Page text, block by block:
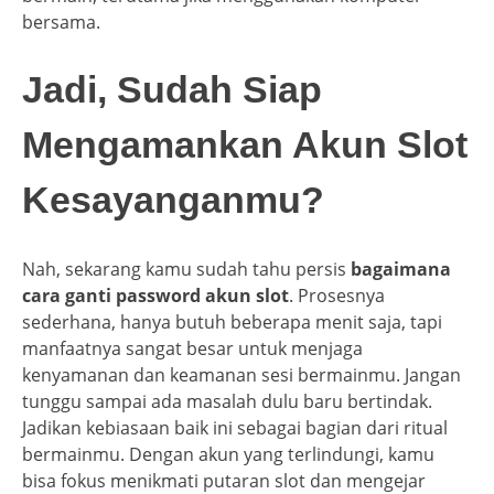
bersama.
Jadi, Sudah Siap
Mengamankan Akun Slot
Kesayanganmu?
Nah, sekarang kamu sudah tahu persis bagaimana
cara ganti password akun slot. Prosesnya
sederhana, hanya butuh beberapa menit saja, tapi
manfaatnya sangat besar untuk menjaga
kenyamanan dan keamanan sesi bermainmu. Jangan
tunggu sampai ada masalah dulu baru bertindak.
Jadikan kebiasaan baik ini sebagai bagian dari ritual
bermainmu. Dengan akun yang terlindungi, kamu
bisa fokus menikmati putaran slot dan mengejar